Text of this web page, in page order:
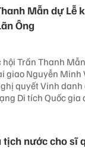
Mẫn dự Lễ
Ông
hội Trần Thanh
giao Nguyễn Minh
quyết Vinh
Di tích Quốc
tịch nước cho sĩ